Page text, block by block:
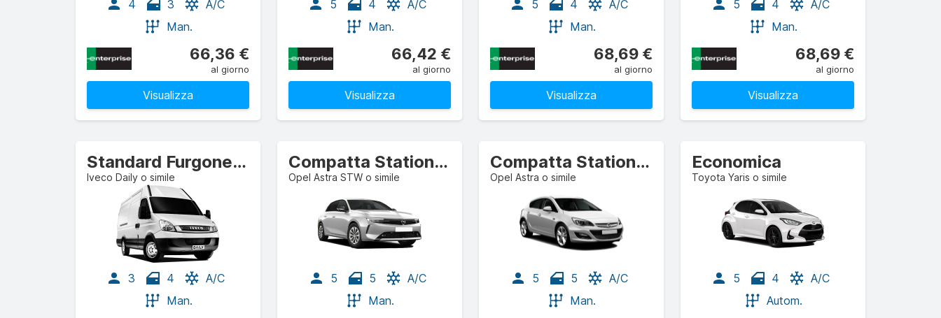
4 3
A/C
Man.
66,36 €
al giorno
Visualizza
5 4
A/C
Man.
66,42 €
al giorno
Visualizza
5 4
A/C
Man.
68,69 €
al giorno
Visualizza
5 4
A/C
Man.
68,69 €
al giorno
Visualizza
Standard Furgone commerciale/autocarro
Iveco Daily o simile
3 4
A/C
Man.
Compatta Station wagon
Opel Astra STW o simile
5 5
A/C
Man.
Compatta Station wagon
Opel Astra o simile
5 5
A/C
Man.
Economica
Toyota Yaris o simile
5 4
A/C
Autom.